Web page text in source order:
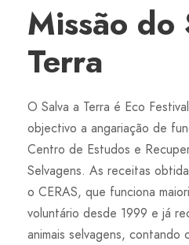
Missão do
Terra
O Salva a Terra é Eco
objectivo a angariação de
Centro de Estudos e
Selvagens. As receitas
o CERAS, que funciona
voluntário desde 1999 e já
animais selvagens, contando